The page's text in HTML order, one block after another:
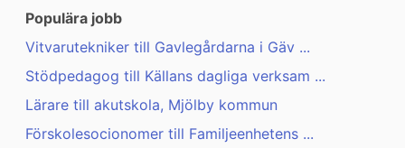
Populära jobb
Vitvarutekniker till Gavlegårdarna i Gäv ...
Stödpedagog till Källans dagliga verksam ...
Lärare till akutskola, Mjölby kommun
Förskolesocionomer till Familjeenhetens ...